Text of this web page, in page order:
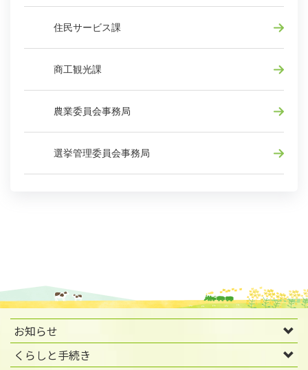
住民サービス課
商工観光課
農業委員会事務局
選挙管理委員会事務局
お知らせ
くらしと手続き